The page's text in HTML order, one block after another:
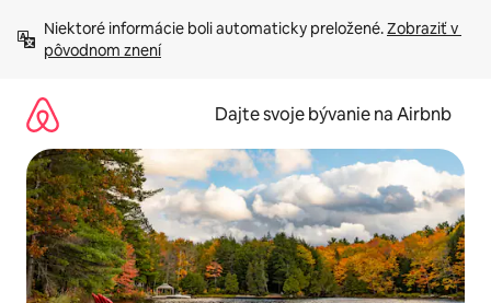
obsah.
Niektoré informácie boli automaticky preložené. Zobraziť v
pôvodnom znení
Dajte svoje bývanie na Airbnb